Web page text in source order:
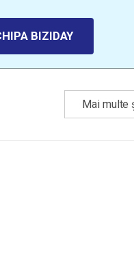
BIZIDAY
Mai multe